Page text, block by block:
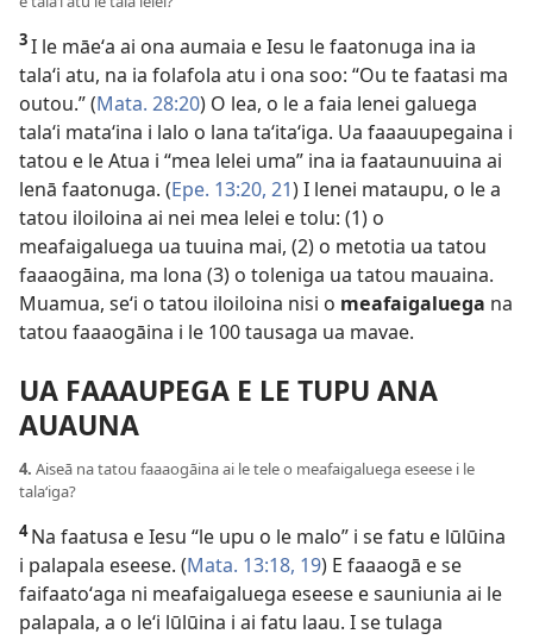
3I le māeʻa ai ona aumaia e Iesu le faatonuga ina ia
talaʻi atu, na ia folafola atu i ona soo: “Ou te faatasi ma
outou.” (Mata. 28:20) O lea, o le a faia lenei galuega
talaʻi mataʻina i lalo o lana taʻitaʻiga. Ua faaauupegaina i
tatou e le Atua i “mea lelei uma” ina ia faataunuuina ai
lenā faatonuga. (Epe. 13:20, 21) I lenei mataupu, o le a
tatou iloiloina ai nei mea lelei e tolu: (1) o
meafaigaluega ua tuuina mai, (2) o metotia ua tatou
faaaogāina, ma lona (3) o toleniga ua tatou mauaina.
Muamua, seʻi o tatou iloiloina nisi o meafaigaluega na
tatou faaaogāina i le 100 tausaga ua mavae.
UA FAAAUPEGA E LE TUPU ANA
AUAUNA
4. Aiseā na tatou faaaogāina ai le tele o meafaigaluega eseese i le
talaʻiga?
4Na faatusa e Iesu “le upu o le malo” i se fatu e lūlūina
i palapala eseese. (Mata. 13:18, 19) E faaaogā e se
faifaatoʻaga ni meafaigaluega eseese e sauniunia ai le
palapala, a o leʻi lūlūina i ai fatu laau. I se tulaga